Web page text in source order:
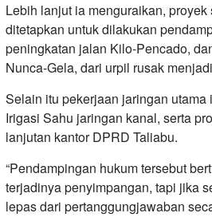
Lebih lanjut ia menguraikan,
ditetapkan untuk dilakukan
peningkatan jalan Kilo-Pencado,
Nunca-Gela, dari urpil rusak
Selain itu pekerjaan jaringan
Irigasi Sahu jaringan kanal, serta
lanjutan kantor DPRD Taliabu.
“Pendampingan hukum tersebut
terjadinya penyimpangan, tapi jika
lepas dari pertanggungjawaban